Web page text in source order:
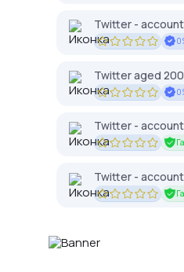
Twitter -
Twitter aged
Twitter -
Twitter -